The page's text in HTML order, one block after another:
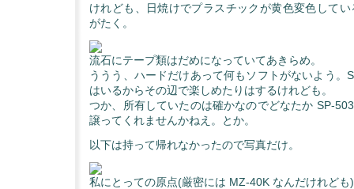
けれども、日焼けでプラスチックが黄色変色して
がたく。
流石にテープ類はだめになっていてあきらめ。
ううう、ハードだけあって何もソフトがないよう。
はいるからその辺で楽しめたりはするけれども。
つか、所有していたのは確かなのでどなたか SP-
譲ってくれませんかねえ。とか。
以下は持って帰れなかったので写真だけ。
私にとっての原点(厳密には MZ-40K なんだけれど